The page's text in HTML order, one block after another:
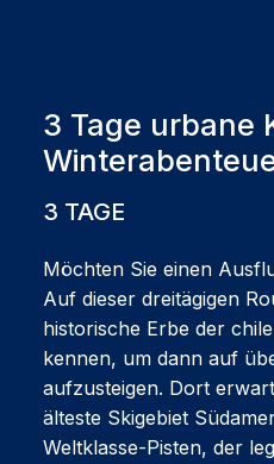
3 Tage urbane
3 TAGE
Möchten Sie einen
Auf dieser dreitägigen
historische Erbe der
kennen, um dann auf
aufzusteigen. Dort
älteste Skigebiet
Weltklasse-Pisten, der